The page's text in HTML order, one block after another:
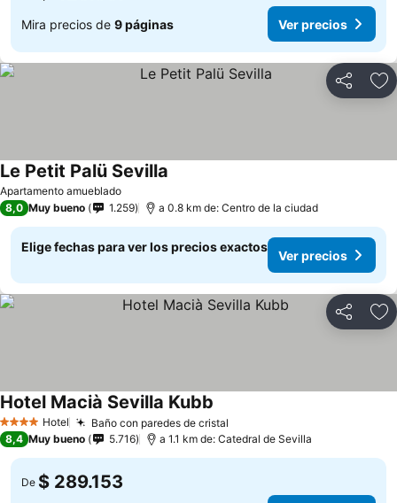
Mira precios de 9 páginas Ver precios
Compartir
Apartamento amueblado
Le Petit Palü Sevilla
8,0 Muy bueno 1.259 a 0.8 km de: Centro de la ciudad
Elige fechas para ver los precios exactos
Ver precios
Compartir
4 EstrellasHotel Baño con paredes de cristal
Hotel Macià Sevilla Kubb
8,4 Muy bueno 5.716 a 1.1 km de: Catedral de Sevilla
De $ 289.153